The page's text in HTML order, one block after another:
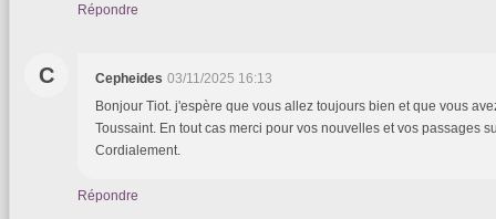
Répondre
C Cepheides 03/11/2025 16:13
Bonjour Tiot. j'espère que vous allez toujours bien et que vous
Toussaint. En tout cas merci pour vos nouvelles et vos passages
Cordialement.
Répondre